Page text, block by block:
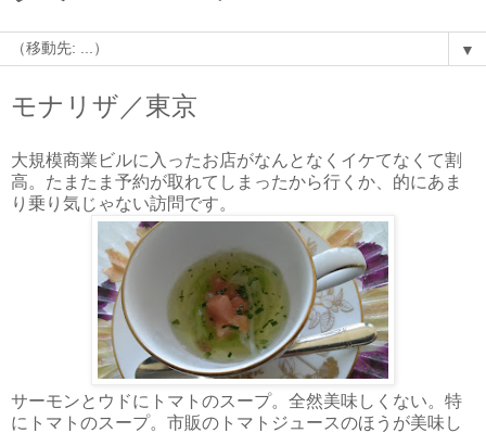
▼
モナリザ／東京
大規模商業ビルに入ったお店がなんとなくイケてなくて割
高。たまたま予約が取れてしまったから行くか、的にあま
り乗り気じゃない訪問です。
サーモンとウドにトマトのスープ。全然美味しくない。特
にトマトのスープ。市販のトマトジュースのほうが美味し